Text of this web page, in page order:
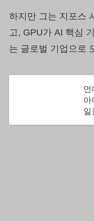
하지만 그는 지포스
고, GPU가 AI 핵심
는 글로벌 기업으로
언
아
일